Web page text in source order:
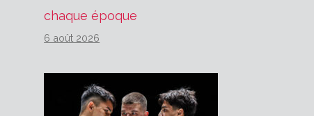
chaque époque
6 août 2026